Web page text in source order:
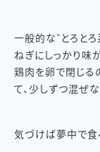
一般的な“とろとろ
ねぎにしっかり味
鶏肉を卵で閉じる
て、少しずつ混ぜ
気づけば夢中で食